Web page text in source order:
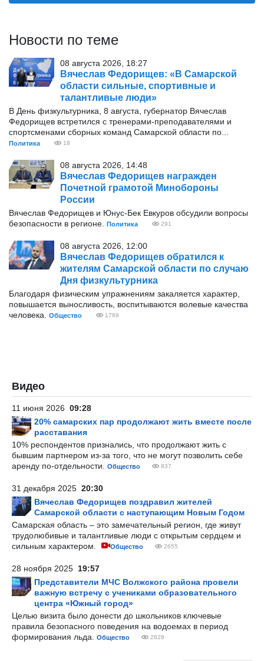
Новости по теме
08 августа 2026, 18:27
Вячеслав Федорищев: «В Самарской
области сильные, спортивные и
талантливые люди»
В День физкультурника, 8 августа, губернатор Вячеслав
Федорищев встретился с тренерами-преподавателями и
спортсменами сборных команд Самарской области по...
Политика 18
08 августа 2026, 14:48
Вячеслав Федорищев награжден
Почетной грамотой Минобороны
России
Вячеслав Федорищев и Юнус-Бек Евкуров обсудили вопросы
безопасности в регионе.
Политика 291
08 августа 2026, 12:00
Вячеслав Федорищев обратился к
жителям Самарской области по случаю
Дня физкультурника
Благодаря физическим упражнениям закаляется характер,
повышается выносливость, воспитываются волевые качества
человека.
Общество 1789
Видео
11 июня 2026 09:28
20% самарских пар продолжают жить вместе после
расставания
10% респондентов признались, что продолжают жить с
бывшим партнером из-за того, что не могут позволить себе
аренду по-отдельности.
Общество 837
31 декабря 2025 20:30
Вячеслав Федорищев поздравил жителей
Самарской области с наступающим Новым Годом
Самарская область – это замечательный регион, где живут
трудолюбивые и талантливые люди с открытым сердцем и
сильным характером.
Общество 2655
28 ноября 2025 19:57
Представители МЧС Волжского района провели
важную встречу с учениками образовательного
центра «Южный город»
Целью визита было донести до школьников ключевые
правила безопасного поведения на водоемах в период
формирования льда.
Общество 2828